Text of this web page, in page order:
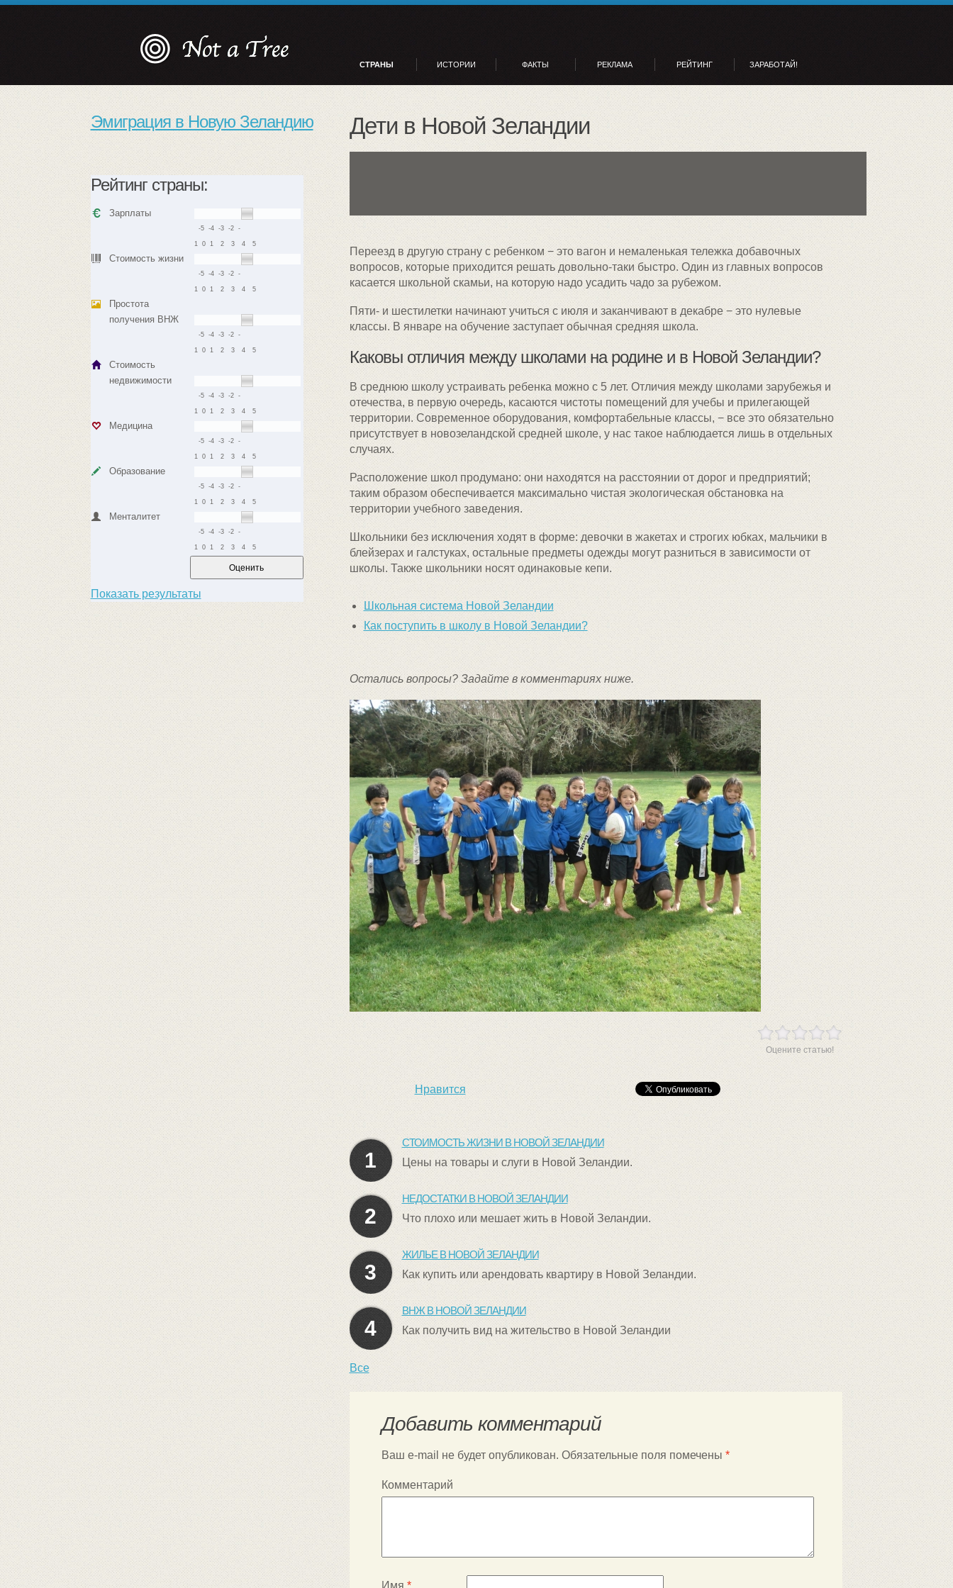
СТРАНЫ ИСТОРИИ ФАКТЫ РЕКЛАМА РЕЙТИНГ ЗАРАБОТАЙ!
Эмиграция в Новую Зеландию
Рейтинг страны:
Зарплаты
-5 -4 -3 -2 -
1 0 1 2 3 4 5
Стоимость жизни
-5 -4 -3 -2 -
1 0 1 2 3 4 5
Простота
получения ВНЖ
-5 -4 -3 -2 -
1 0 1 2 3 4 5
Стоимость
недвижимости
-5 -4 -3 -2 -
1 0 1 2 3 4 5
Медицина
-5 -4 -3 -2 -
1 0 1 2 3 4 5
Образование
-5 -4 -3 -2 -
1 0 1 2 3 4 5
Менталитет
-5 -4 -3 -2 -
1 0 1 2 3 4 5
Показать результаты
Дети в Новой Зеландии
Переезд в другую страну с ребенком − это вагон и немаленькая тележка добавочных
вопросов, которые приходится решать довольно-таки быстро. Один из главных вопросов
касается школьной скамьи, на которую надо усадить чадо за рубежом.
Пяти- и шестилетки начинают учиться с июля и заканчивают в декабре − это нулевые
классы. В январе на обучение заступает обычная средняя школа.
Каковы отличия между школами на родине и в Новой Зеландии?
В среднюю школу устраивать ребенка можно с 5 лет. Отличия между школами зарубежья и
отечества, в первую очередь, касаются чистоты помещений для учебы и прилегающей
территории. Современное оборудования, комфортабельные классы, − все это обязательно
присутствует в новозеландской средней школе, у нас такое наблюдается лишь в отдельных
случаях.
Расположение школ продумано: они находятся на расстоянии от дорог и предприятий;
таким образом обеспечивается максимально чистая экологическая обстановка на
территории учебного заведения.
Школьники без исключения ходят в форме: девочки в жакетах и строгих юбках, мальчики в
блейзерах и галстуках, остальные предметы одежды могут разниться в зависимости от
школы. Также школьники носят одинаковые кепи.
Школьная система Новой Зеландии
Как поступить в школу в Новой Зеландии?
Остались вопросы? Задайте в комментариях ниже.
Оцените статью!
Нравится
1
СТОИМОСТЬ ЖИЗНИ В НОВОЙ ЗЕЛАНДИИ
Цены на товары и слуги в Новой Зеландии.
2
НЕДОСТАТКИ В НОВОЙ ЗЕЛАНДИИ
Что плохо или мешает жить в Новой Зеландии.
3
ЖИЛЬЕ В НОВОЙ ЗЕЛАНДИИ
Как купить или арендовать квартиру в Новой Зеландии.
4
ВНЖ В НОВОЙ ЗЕЛАНДИИ
Как получить вид на жительство в Новой Зеландии
Все
Добавить комментарий
Ваш e-mail не будет опубликован. Обязательные поля помечены *
Комментарий
Имя *